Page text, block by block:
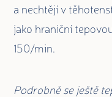
a nechtějí v
jako hraniční
150/min.
Podrobně se ještě